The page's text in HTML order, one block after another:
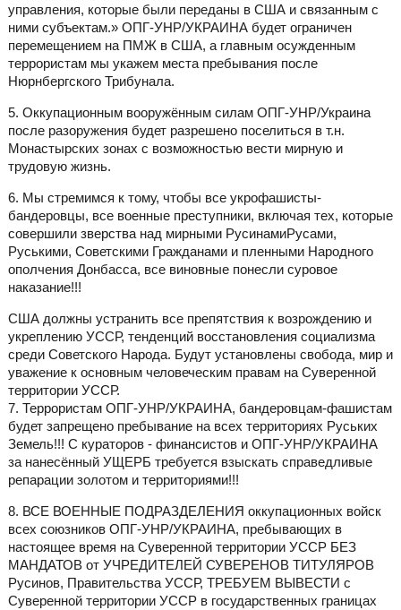
управления, которые были переданы в США и связанным с
ними субъектам.» ОПГ-УНР/УКРАИНА будет ограничен
перемещением на ПМЖ в США, а главным осужденным
террористам мы укажем места пребывания после
Нюрнбергского Трибунала.
5. Оккупационным вооружённым силам ОПГ-УНР/Украина
после разоружения будет разрешено поселиться в т.н.
Монастырских зонах с возможностью вести мирную и
трудовую жизнь.
6. Мы стремимся к тому, чтобы все укрофашисты-
бандеровцы, все военные преступники, включая тех, которые
совершили зверства над мирными РусинамиРусами,
Руськими, Советскими Гражданами и пленными Народного
ополчения Донбасса, все виновные понесли суровое
наказание!!!
США должны устранить все препятствия к возрождению и
укреплению УССР, тенденций восстановления социализма
среди Советского Народа. Будут установлены свобода, мир и
уважение к основным человеческим правам на Суверенной
территории УССР.
7. Террористам ОПГ-УНР/УКРАИНА, бандеровцам-фашистам
будет запрещено пребывание на всех территориях Руських
Земель!!! С кураторов - финансистов и ОПГ-УНР/УКРАИНА
за нанесённый УЩЕРБ требуется взыскать справедливые
репарации золотом и территориями!!!
8. ВСЕ ВОЕННЫЕ ПОДРАЗДЕЛЕНИЯ оккупационных войск
всех союзников ОПГ-УНР/УКРАИНА, пребывающих в
настоящее время на Суверенной территории УССР БЕЗ
МАНДАТОВ от УЧРЕДИТЕЛЕЙ СУВЕРЕНОВ ТИТУЛЯРОВ
Русинов, Правительства УССР, ТРЕБУЕМ ВЫВЕСТИ с
Суверенной территории УССР в государственных границах